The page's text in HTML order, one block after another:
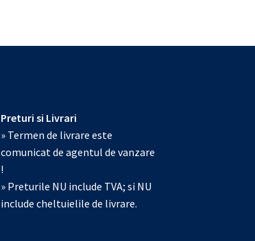
Preturi si Livrari
» Termen de livrare este
comunicat de agentul de vanzare
!
» Preturile NU include TVA; si NU
include cheltuielile de livrare.